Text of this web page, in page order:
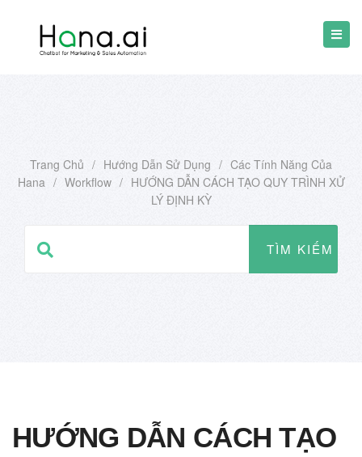
Trang Chủ / Hướng Dẫn Sử Dụng / Các Tính Năng Của
Hana / Workflow / HƯỚNG DẪN CÁCH TẠO QUY TRÌNH XỬ
LÝ ĐỊNH KỲ
HƯỚNG DẪN CÁCH TẠO